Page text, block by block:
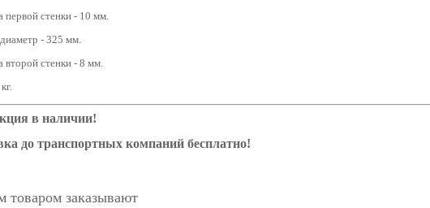
первой стенки - 10 мм.
- 325 мм.
второй стенки - 8 мм.
в наличии!
до транспортных компаний бесплатно!
товаром заказывают